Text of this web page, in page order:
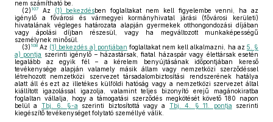
nem számítható be.
(2) 107 Az (1) bekezdésben foglaltakat nem kell figyelembe venni, ha az
igénylő a fővárosi és vármegyei kormányhivatal járási (fővárosi kerületi)
hivatalának végleges határozata alapján gyermekek otthongondozási díjában
vagy ápolási díjban részesül, vagy ha megváltozott munkaképességű
személynek minősül.
(3) 108 Az (1) bekezdés a) pontjában foglaltakat nem kell alkalmazni, ha az 5. §
a) pontja szerinti igénylő – házastársak, fiatal házaspár vagy élettársak esetén
legalább az egyik fél – a kérelem benyújtásának időpontjában kereső
tevékenysége alapján valamely másik állam vagy nemzetközi szerződéssel
létrehozott nemzetközi szervezet társadalombiztosítási rendszerének hatálya
alatt áll és ezt az illetékes külföldi hatóság vagy a nemzetközi szervezet által
kiállított igazolással igazolja, valamint teljes bizonyító erejű magánokiratba
foglaltan vállalja, hogy a támogatási szerződés megkötését követő 180 napon
belül a Tbj. 6. §-a szerinti biztosítottá vagy a Tbj. 4. § 11. pontja szerinti
kiegészítő tevékenységet folytató személlyé válik.